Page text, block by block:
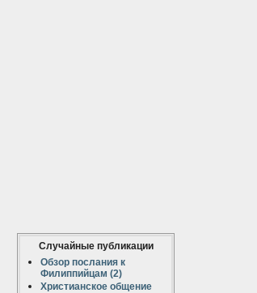
Случайные публикации
Обзор послания к
Филиппийцам (2)
Христианское общение